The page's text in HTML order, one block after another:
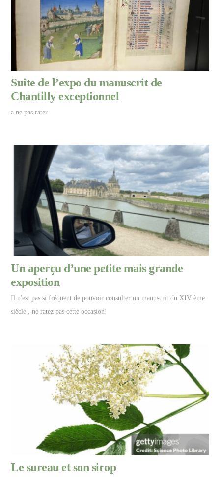
Suite de l’expo du manuscrit de
Chantilly exceptionnel
a ne pas rater
Un aperçu d’une petite mais grande
exposition
Il n'est pas si fréquent de pouvoir consulter un manuscrit du XIV ème
siècle , ne ratez pas cette occasion!
Le sureau et son sirop